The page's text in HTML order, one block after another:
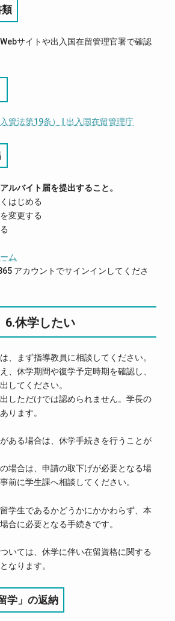
類
サイトや出入国在留管理官署で確認
管法第19条） | 出入国在留管理庁
ルバイト届を提出すること。
はじめる
変更する
ム
アカウントでサインインしてくださ
6.休学したい
、まず指導教員に相談してください。
、休学期間や復学予定時期を確認し、
してください。
しただけでは認められません。学長の
ります。
ある場合は、休学手続きを行うことが
場合は、申請の取下げが必要となる場
前に学生課へ相談してください。
学生であるかどうかにかかわらず、本
合に必要となる手続きです。
いては、休学に伴い在留資格に関する
なります。
学」の返納